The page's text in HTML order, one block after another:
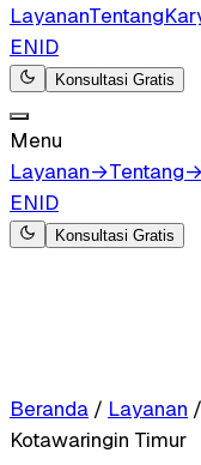
LayananTentang
ENID
Konsultasi Gratis
Menu
Layanan→Tentang→
ENID
Konsultasi Gratis
Beranda / Layanan /
Kotawaringin Timur